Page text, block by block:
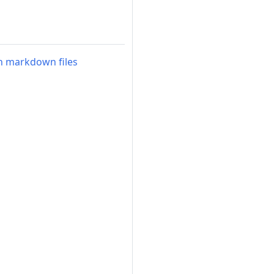
markdown files